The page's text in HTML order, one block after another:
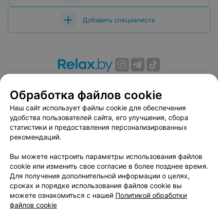
Добавить специалиста
Вакансии
Публичный договор
Способы оплаты
Публичный договор по использованию сервиса
«Афиша»
Пользовательское соглашение
Связаться по вопросам сотрудничества
Написать руководителю relax.by
Персональные настройки cookie
Обработка персональных данных
Обработка файлов cookie
Наш сайт использует файлы cookie для обеспечения
удобства пользователей сайта, его улучшения, сбора
статистики и предоставления персонализированных
рекомендаций.
Вы можете настроить параметры использования файлов
cookie или изменить свое согласие в более позднее время.
Для получения дополнительной информации о целях,
сроках и порядке использования файлов cookie вы
можете ознакомиться с нашей Политикой обработки
файлов cookie